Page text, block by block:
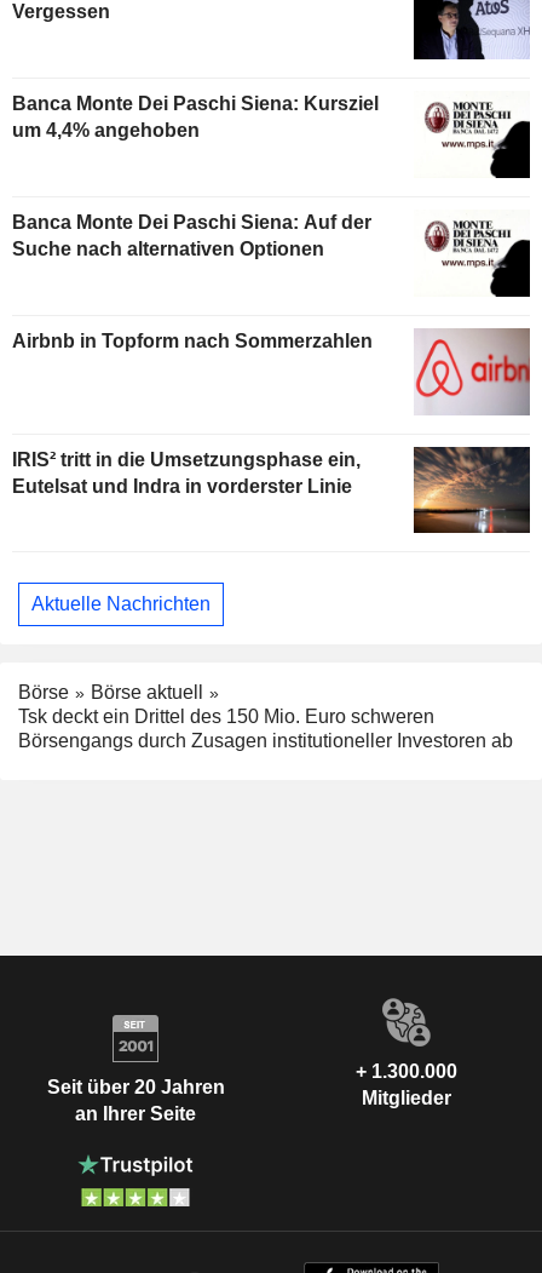
Vergessen
Banca Monte Dei Paschi Siena: Kursziel
um 4,4% angehoben
Banca Monte Dei Paschi Siena: Auf der
Suche nach alternativen Optionen
Airbnb in Topform nach Sommerzahlen
IRIS² tritt in die Umsetzungsphase ein,
Eutelsat und Indra in vorderster Linie
Aktuelle Nachrichten
Börse
Börse aktuell
Tsk deckt ein Drittel des 150 Mio. Euro schweren
Börsengangs durch Zusagen institutioneller Investoren ab
Seit über 20 Jahren
an Ihrer Seite
+ 1.300.000
Mitglieder